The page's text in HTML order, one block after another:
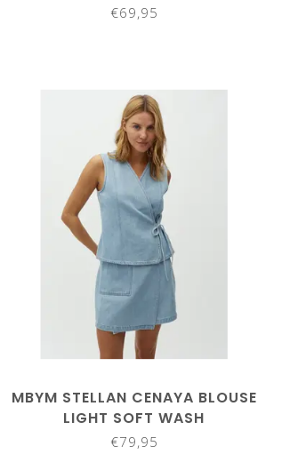
€69,95
MBYM STELLAN CENAYA BLOUSE
LIGHT SOFT WASH
€79,95